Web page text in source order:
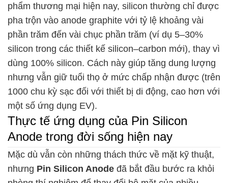
phẩm thương mại hiện nay, silicon thường chỉ được
pha trộn vào anode graphite với tỷ lệ khoảng vài
phần trăm đến vài chục phần trăm (ví dụ 5–30%
silicon trong các thiết kế silicon–carbon mới), thay vì
dùng 100% silicon. Cách này giúp tăng dung lượng
nhưng vẫn giữ tuổi thọ ở mức chấp nhận được (trên
1000 chu kỳ sạc đối với thiết bị di động, cao hơn với
một số ứng dụng EV).
Thực tế ứng dụng của Pin Silicon
Anode trong đời sống hiện nay
Mặc dù vẫn còn những thách thức về mặt kỹ thuật,
nhưng Pin Silicon Anode đã bắt đầu bước ra khỏi